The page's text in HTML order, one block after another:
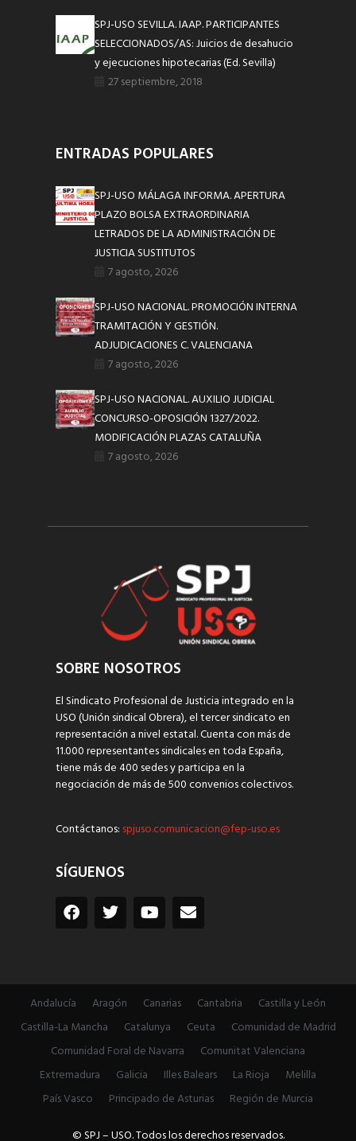
SPJ-USO SEVILLA. IAAP. PARTICIPANTES
SELECCIONADOS/AS: Juicios de desahucio
y ejecuciones hipotecarias (Ed. Sevilla)
27 septiembre, 2018
ENTRADAS POPULARES
SPJ-USO MÁLAGA INFORMA. APERTURA
PLAZO BOLSA EXTRAORDINARIA
LETRADOS DE LA ADMINISTRACIÓN DE
JUSTICIA SUSTITUTOS
7 agosto, 2026
SPJ-USO NACIONAL. PROMOCIÓN INTERNA
TRAMITACIÓN Y GESTIÓN.
ADJUDICACIONES C. VALENCIANA
7 agosto, 2026
SPJ-USO NACIONAL. AUXILIO JUDICIAL
CONCURSO-OPOSICIÓN 1327/2022.
MODIFICACIÓN PLAZAS CATALUÑA
7 agosto, 2026
SOBRE NOSOTROS
El Sindicato Profesional de Justicia integrado en la
USO (Unión sindical Obrera), el tercer sindicato en
representación a nivel estatal. Cuenta con más de
11.000 representantes sindicales en toda España,
tiene más de 400 sedes y participa en la
negociación de más de 500 convenios colectivos.
Contáctanos: spjuso.comunicacion@fep-uso.es
SÍGUENOS
Andalucía Aragón Canarias Cantabria
Castilla y León
Castilla-La Mancha
Catalunya Ceuta
Comunidad de Madrid
Comunidad Foral de Navarra
Comunitat Valenciana
Extremadura
Galicia Illes Balears La Rioja
Melilla
País Vasco
Principado de Asturias
Región de Murcia
© SPJ – USO. Todos los derechos reservados.